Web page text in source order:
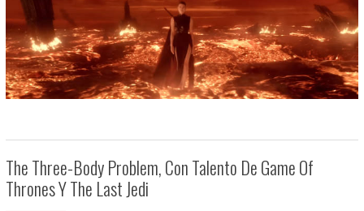
The Three-Body Problem, Con Talento De Game Of
Thrones Y The Last Jedi